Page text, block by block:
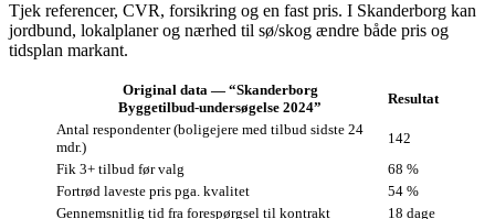
Tjek referencer, CVR, forsikring og en fast pris. I Skanderborg kan
jordbund, lokalplaner og nærhed til sø/skog ændre både pris og
tidsplan markant.
Original data — “Skanderborg
Byggetilbud‑undersøgelse 2024”
Resultat
Antal respondenter (boligejere med tilbud sidste 24
mdr.)
142
Fik 3+ tilbud før valg
68 %
Fortrød laveste pris pga. kvalitet
54 %
Gennemsnitlig tid fra forespørgsel til kontrakt
18 dage